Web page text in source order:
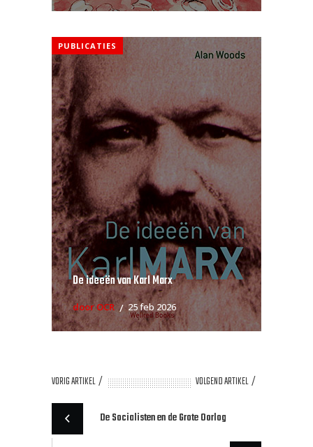
PUBLICATIES
De ideeën van Karl Marx
door OCR 25 feb 2026
VORIG ARTIKEL VOLGEND ARTIKEL
De Socialisten en de Grote Oorlog